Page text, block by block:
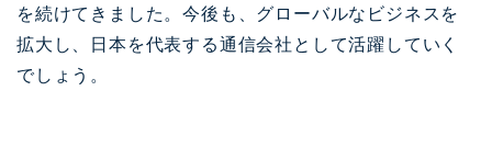
を続けてきました。今後も、グローバルなビジネスを
拡大し、日本を代表する通信会社として活躍していく
でしょう。